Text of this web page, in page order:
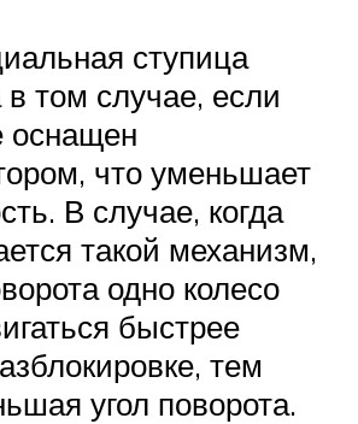
ступица
том случае, если
оснащен
что уменьшает
В случае, когда
такой механизм,
одно колесо
быстрее
тем
угол поворота.